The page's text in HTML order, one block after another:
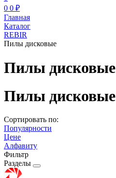
0 0 ₽
Главная
Каталог
REBIR
Пилы дисковые
Пилы дисковые
Пилы дисковые
Сортировать по:
Популярности
Цене
Алфавиту
Фильтр
Разделы